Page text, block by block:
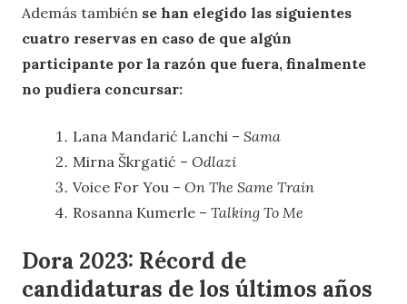
Además también se han elegido las siguientes
cuatro reservas en caso de que algún
participante por la razón que fuera, finalmente
no pudiera concursar:
Lana Mandarić Lanchi – Sama
Mirna Škrgatić – Odlazi
Voice For You – On The Same Train
Rosanna Kumerle – Talking To Me
Dora 2023: Récord de
candidaturas de los últimos años